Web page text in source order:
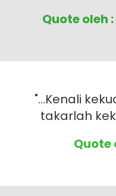
ketika kamu
Quote oleh
"...Kenali
takarlah
kamuQuote